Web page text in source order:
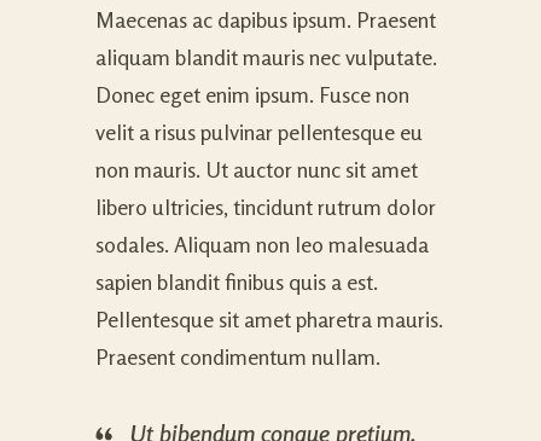
Maecenas ac dapibus ipsum. Praesent
aliquam blandit mauris nec vulputate.
Donec eget enim ipsum. Fusce non
velit a risus pulvinar pellentesque eu
non mauris. Ut auctor nunc sit amet
libero ultricies, tincidunt rutrum dolor
sodales. Aliquam non leo malesuada
sapien blandit finibus quis a est.
Pellentesque sit amet pharetra mauris.
Praesent condimentum nullam.
Ut bibendum congue pretium.